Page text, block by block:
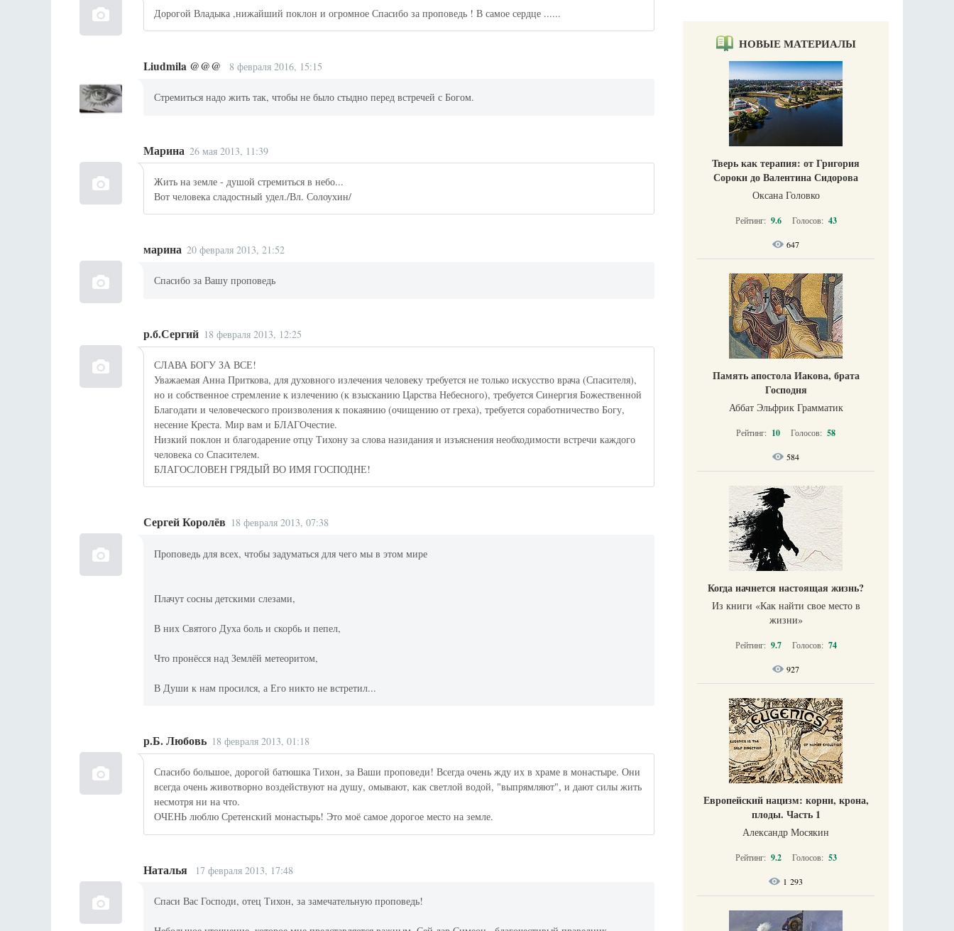
Дорогой Владыка ,нижайший поклон и огромное Спасибо за проповедь ! В самое сердце ......
Liudmila @@@ 8 февраля 2016, 15:15
Стремиться надо жить так, чтобы не было стыдно перед встречей с Богом.
Марина 26 мая 2013, 11:39
Жить на земле - душой стремиться в небо...
Вот человека сладостный удел./Вл. Солоухин/
марина 20 февраля 2013, 21:52
Спасибо за Вашу проповедь
р.б.Сергий 18 февраля 2013, 12:25
СЛАВА БОГУ ЗА ВСЕ!
Уважаемая Анна Приткова, для духовного излечения человеку требуется не только искусство врача (Спасителя),
но и собственное стремление к излечению (к взысканию Царства Небесного), требуется Синергия Божественной
Благодати и человеческого произволения к покаянию (очищению от греха), требуется соработничество Богу,
несение Креста. Мир вам и БЛАГОчестие.
Низкий поклон и благодарение отцу Тихону за слова назидания и изъяснения необходимости встречи каждого
человека со Спасителем.
БЛАГОСЛОВЕН ГРЯДЫЙ ВО ИМЯ ГОСПОДНЕ!
Сергей Королёв 18 февраля 2013, 07:38
Проповедь для всех, чтобы задуматься для чего мы в этом мире
Плачут сосны детскими слезами,
В них Святого Духа боль и скорбь и пепел,
Что пронёсся над Землёй метеоритом,
В Души к нам просился, а Его никто не встретил...
р.Б. Любовь 18 февраля 2013, 01:18
Спасибо большое, дорогой батюшка Тихон, за Ваши проповеди! Всегда очень жду их в храме в монастыре. Они
всегда очень животворно воздействуют на душу, омывают, как светлой водой, "выпрямляют", и дают силы жить
несмотря ни на что.
ОЧЕНЬ люблю Сретенский монастырь! Это моё самое дорогое место на земле.
Наталья 17 февраля 2013, 17:48
Спаси Вас Господи, отец Тихон, за замечательную проповедь!
НОВЫЕ МАТЕРИАЛЫ
Тверь как терапия: от Григория
Сороки до Валентина Сидорова
Оксана Головко
Рейтинг: 9.6 Голосов: 43
647
Память апостола Иакова, брата
Господня
Аббат Эльфрик Грамматик
Рейтинг: 10 Голосов: 58
584
Когда начнется настоящая жизнь?
Из книги «Как найти свое место в
жизни​»
Рейтинг: 9.7 Голосов: 74
927
Европейский нацизм: корни, крона,
плоды. Часть 1
Александр Мосякин
Рейтинг: 9.2 Голосов: 53
1 293